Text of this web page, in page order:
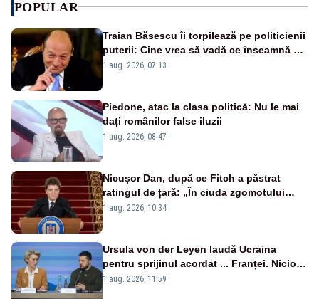
POPULAR
Traian Băsescu îi torpilează pe politicienii
puterii: Cine vrea să vadă ce înseamnă să
fii prost, se uită la România
1 aug. 2026, 07:13
Piedone, atac la clasa politică: Nu le mai
dați românilor false iluzii
1 aug. 2026, 08:47
Nicușor Dan, după ce Fitch a păstrat
ratingul de țară: „În ciuda zgomotului
politic, România funcționează”
1 aug. 2026, 10:34
Ursula von der Leyen laudă Ucraina
pentru sprijinul acordat ... Franței. Nicio
reacție privind ajutorul energetic promis
1 aug. 2026, 11:59